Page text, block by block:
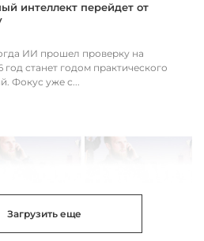
интеллект перейдет от
ИИ прошел проверку на
станет годом практического
Фокус уже с...
Загрузить еще